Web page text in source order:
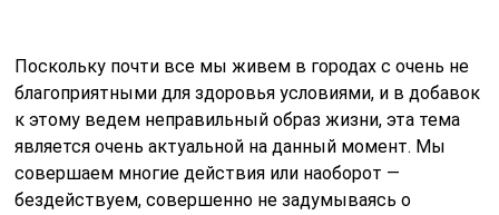
Поскольку почти все мы живем в городах с очень не
благоприятными для здоровья условиями, и в добавок
к этому ведем неправильный образ жизни, эта тема
является очень актуальной на данный момент. Мы
совершаем многие действия или наоборот —
бездействуем, совершенно не задумываясь о